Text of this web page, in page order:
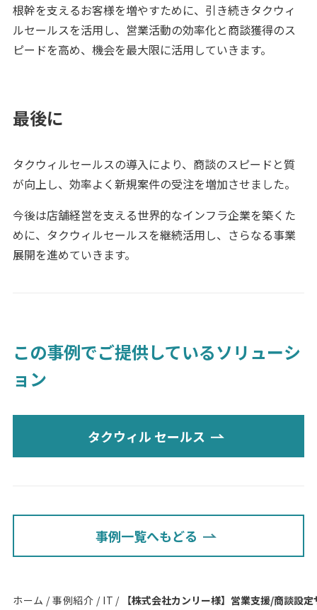
根幹を支えるお客様を増やすために、引き続きタクウィ
ルセールスを活用し、営業活動の効率化と商談獲得のス
ピードを高め、機会を最大限に活用していきます。
最後に
タクウィルセールスの導入により、商談のスピードと質
が向上し、効率よく新規案件の受注を増加させました。
今後は店舗経営を支える世界的なインフラ企業を築くた
めに、タクウィルセールスを継続活用し、さらなる事業
展開を進めていきます。
この事例でご提供しているソリューシ
ョン
タクウィル セールス
事例一覧へもどる
ホーム 事例紹介 IT 【株式会社カンリー様】営業支援/商談設